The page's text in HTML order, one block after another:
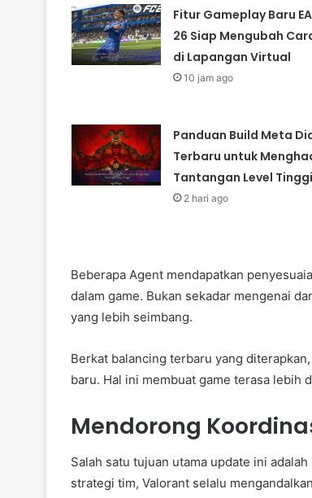
Fitur Gameplay Baru
26 Siap Mengubah
di Lapangan Virtual
10 jam ago
Panduan Build Meta
Terbaru untuk
Tantangan Level Tinggi
2 hari ago
Beberapa Agent mendapatkan
dalam game. Bukan sekadar mengenai
yang lebih seimbang.
Berkat balancing terbaru yang
baru. Hal ini membuat game terasa lebih
Mendorong
Salah satu tujuan utama update ini
strategi tim, Valorant selalu